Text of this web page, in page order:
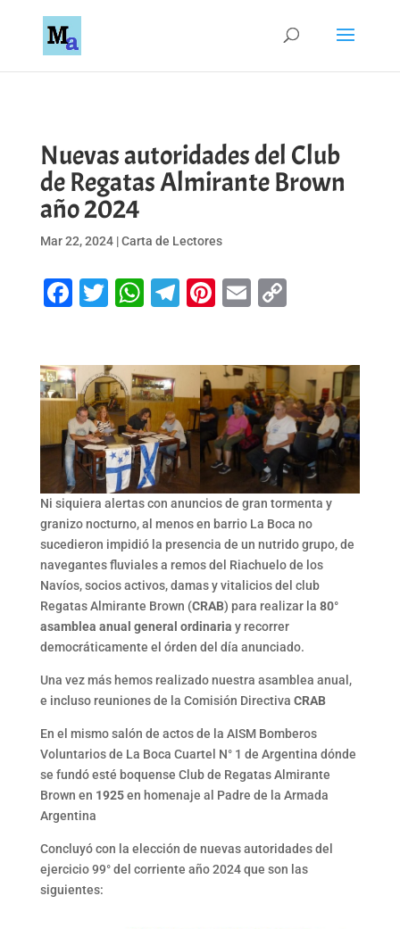
Nuevas autoridades del Club
de Regatas Almirante Brown
año 2024
Mar 22, 2024|Carta de Lectores
Facebook
Twitter
WhatsApp
Telegram
Pinterest
EmailCopy
Ni siquiera alertas con anuncios de gran tormenta y
granizo nocturno, al menos en barrio La Boca no
sucedieron impidió la presencia de un nutrido grupo, de
navegantes fluviales a remos del Riachuelo de los
Navíos, socios activos, damas y vitalicios del club
Regatas Almirante Brown (CRAB) para realizar la 80°
asamblea anual general ordinaria y recorrer
democráticamente el órden del día anunciado.
Una vez más hemos realizado nuestra asamblea anual,
e incluso reuniones de la Comisión Directiva CRAB
En el mismo salón de actos de la AISM Bomberos
Voluntarios de La Boca Cuartel N° 1 de Argentina dónde
se fundó esté boquense Club de Regatas Almirante
Brown en 1925en homenaje al Padre de la Armada
Argentina
Concluyó con la elección de nuevas autoridades del
ejercicio 99° del corriente año 2024 que son las
siguientes: